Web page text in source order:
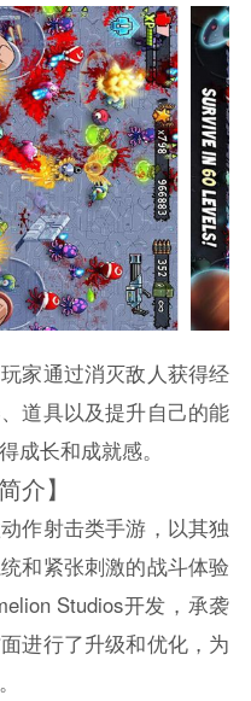
家通过消灭敌人获得经
道具以及提升自己的能
成长和成就感。
介】
作射击类手游，以其独
和紧张刺激的战斗体验
Studios开发，承袭
进行了升级和优化，为